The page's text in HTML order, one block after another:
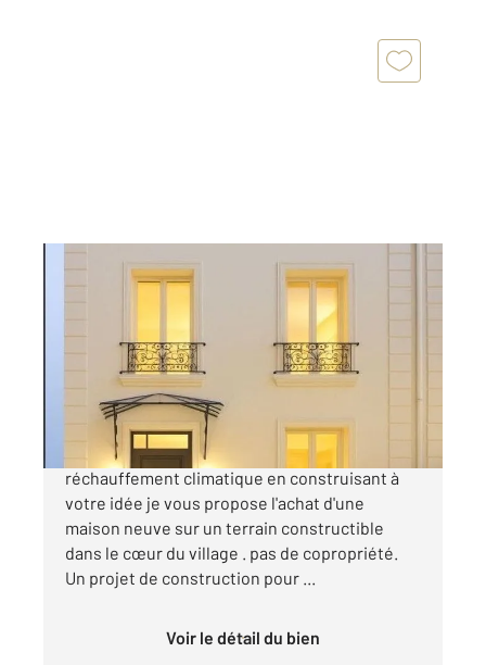
FONTENAY SOUS BOIS 94
100 m
, 5 pièces
Maison à vendre
740 000 €
Quoi de mieux que d'anticiper le
réchauffement climatique en construisant à
votre idée je vous propose l'achat d'une
maison neuve sur un terrain constructible
dans le cœur du village . pas de copropriété.
Un projet de construction pour ...
Voir le détail du bien